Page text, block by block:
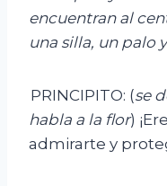
encuentran al
una silla, un palo
PRINCIPITO: (se
habla a la flor)
admirarte y